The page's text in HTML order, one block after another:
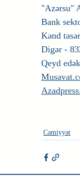
"Azərsu"
Bank
Kənd
Digər -
Qeyd
Cəmiyyət